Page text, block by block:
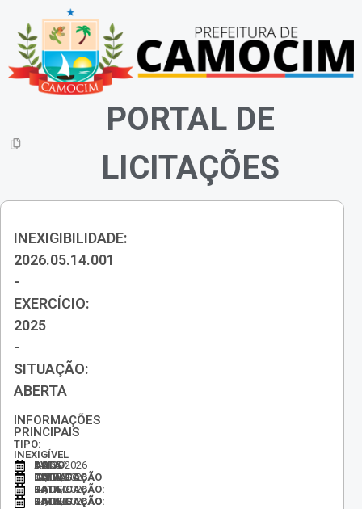
PORTAL DE
LICITAÇÕES
INEXIGIBILIDADE:
2026.05.14.001
-
EXERCÍCIO:
2025
-
SITUAÇÃO:
ABERTA
INFORMAÇÕES
PRINCIPAIS
TIPO:
INEXIGÍVEL
DATA DO AVISO:
14/05/2026
DATA DA DIVULGAÇÃO DO EXTRATO:
14/05/2026
DATA DA RATIFICAÇÃO:
14/05/2026
DATA DA DIVULGAÇÃO DA RATIFICAÇÃO:
14/05/2026